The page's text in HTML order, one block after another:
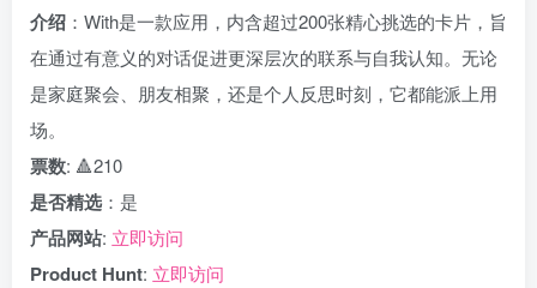
介绍 ：With是一款应用，内含超过200张精心挑选的卡片，旨
在通过有意义的对话促进更深层次的联系与自我认知。无论
是家庭聚会、朋友相聚，还是个人反思时刻，它都能派上用
场。
票数: 🔺210
是否精选 ：是
产品网站: 立即访问
Product Hunt: 立即访问